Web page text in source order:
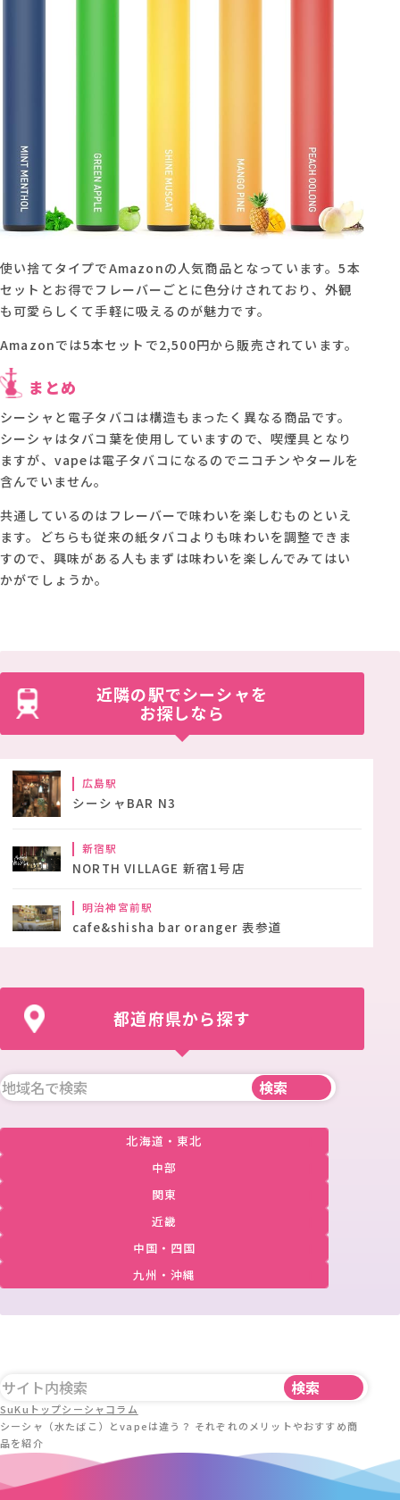
使い捨てタイプでAmazonの人気商品となっています。5本
セットとお得でフレーバーごとに色分けされており、外観
も可愛らしくて手軽に吸えるのが魅力です。
Amazonでは5本セットで2,500円から販売されています。
まとめ
シーシャと電子タバコは構造もまったく異なる商品です。
シーシャはタバコ葉を使用していますので、喫煙具となり
ますが、vapeは電子タバコになるのでニコチンやタールを
含んでいません。
共通しているのはフレーバーで味わいを楽しむものといえ
ます。どちらも従来の紙タバコよりも味わいを調整できま
すので、興味がある人もまずは味わいを楽しんでみてはい
かがでしょうか。
近隣の駅でシーシャを
お探しなら
広島駅
シーシャBAR N3
新宿駅
NORTH VILLAGE 新宿1号店
明治神宮前駅
cafe&shisha bar oranger 表参道
都道府県から探す
北海道・東北
中部
関東
近畿
中国・四国
九州・沖縄
SuKuトップシーシャコラム
シーシャ（水たばこ）とvapeは違う？ それぞれのメリットやおすすめ商
品を紹介